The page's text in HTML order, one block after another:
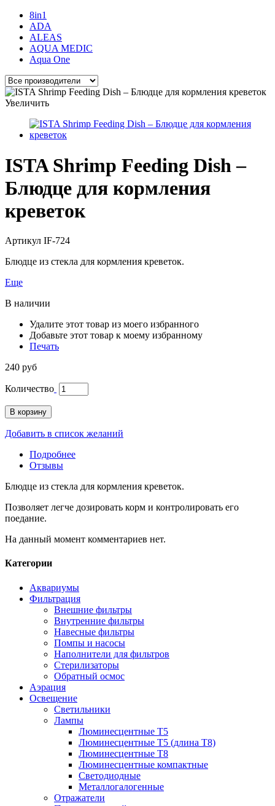
8in1
ADA
ALEAS
AQUA MEDIC
Aqua One
Увеличить
ISTA Shrimp Feeding Dish –
Блюдце для кормления
креветок
Артикул IF-724
Блюдце из стекла для кормления креветок.
Еще
В наличии
Удалите этот товар из моего избранного
Добавьте этот товар к моему избранному
Печать
240 руб
Количество
В корзину
Добавить в список желаний
Подробнее
Отзывы
Блюдце из стекла для кормления креветок.
Позволяет легче дозировать корм и контролировать его
поедание.
На данный момент комментариев нет.
Категории
Аквариумы
Фильтрация
Внешние фильтры
Внутренние фильтры
Навесные фильтры
Помпы и насосы
Наполнители для фильтров
Стерилизаторы
Обратный осмос
Аэрация
Освещение
Светильники
Лампы
Люминесцентные T5
Люминесцентные T5 (длина T8)
Люминесцентные T8
Люминесцентные компактные
Светодиодные
Металлогалогенные
Отражатели